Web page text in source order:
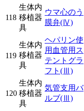
118
生体内
移植器
具
ウマ心のう
膜弁(Ⅳ)
119
生体内
移植器
具
ヘパリン使
用血管用ス
テントグラ
フト (Ⅲ)
120
生体内
移植器
具
気管支用バ
ルブ(Ⅲ)